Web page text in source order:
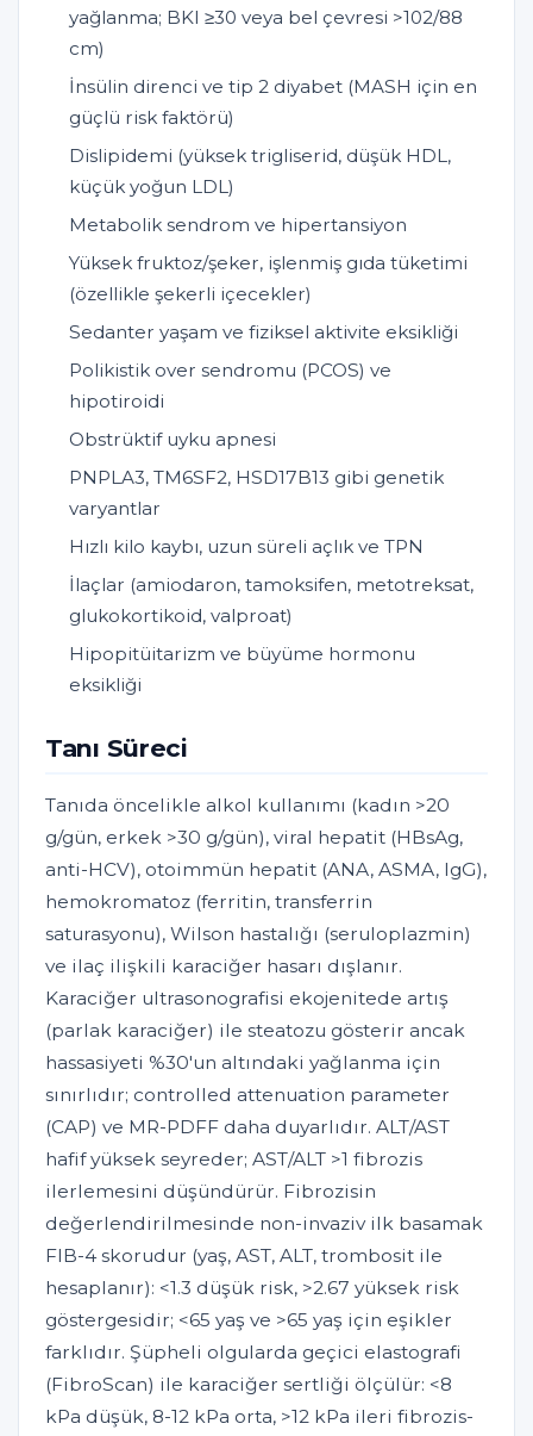
yağlanma; BKI ≥30 veya bel çevresi >102/88
cm)
İnsülin direnci ve tip 2 diyabet (MASH için en
güçlü risk faktörü)
Dislipidemi (yüksek trigliserid, düşük HDL,
küçük yoğun LDL)
Metabolik sendrom ve hipertansiyon
Yüksek fruktoz/şeker, işlenmiş gıda tüketimi
(özellikle şekerli içecekler)
Sedanter yaşam ve fiziksel aktivite eksikliği
Polikistik over sendromu (PCOS) ve
hipotiroidi
Obstrüktif uyku apnesi
PNPLA3, TM6SF2, HSD17B13 gibi genetik
varyantlar
Hızlı kilo kaybı, uzun süreli açlık ve TPN
İlaçlar (amiodaron, tamoksifen, metotreksat,
glukokortikoid, valproat)
Hipopitüitarizm ve büyüme hormonu
eksikliği
Tanı Süreci
Tanıda öncelikle alkol kullanımı (kadın >20
g/gün, erkek >30 g/gün), viral hepatit (HBsAg,
anti-HCV), otoimmün hepatit (ANA, ASMA, IgG),
hemokromatoz (ferritin, transferrin
saturasyonu), Wilson hastalığı (seruloplazmin)
ve ilaç ilişkili karaciğer hasarı dışlanır.
Karaciğer ultrasonografisi ekojenitede artış
(parlak karaciğer) ile steatozu gösterir ancak
hassasiyeti %30'un altındaki yağlanma için
sınırlıdır; controlled attenuation parameter
(CAP) ve MR-PDFF daha duyarlıdır. ALT/AST
hafif yüksek seyreder; AST/ALT >1 fibrozis
ilerlemesini düşündürür. Fibrozisin
değerlendirilmesinde non-invaziv ilk basamak
FIB-4 skorudur (yaş, AST, ALT, trombosit ile
hesaplanır): <1.3 düşük risk, >2.67 yüksek risk
göstergesidir; <65 yaş ve >65 yaş için eşikler
farklıdır. Şüpheli olgularda geçici elastografi
(FibroScan) ile karaciğer sertliği ölçülür: <8
kPa düşük, 8-12 kPa orta, >12 kPa ileri fibrozis-